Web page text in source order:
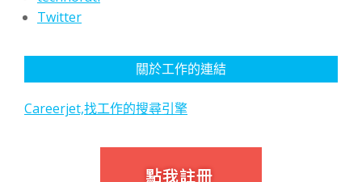
Twitter
關於工作的連結
Careerjet,找工作的搜尋引擎